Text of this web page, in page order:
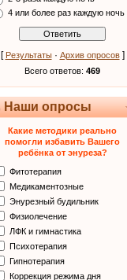
4 или более раз каждую ночь
[ Результаты· Архив опросов]
Всего ответов: 469
Наши опросы
Какие методики реально
помогли избавить Вашего
ребёнка от энуреза?
Фитотерапия
Медикаментозные
Энурезный будильник
Физиолечение
ЛФК и гимнастика
Психотерапия
Гипнотерапия
Коррекция режима дня